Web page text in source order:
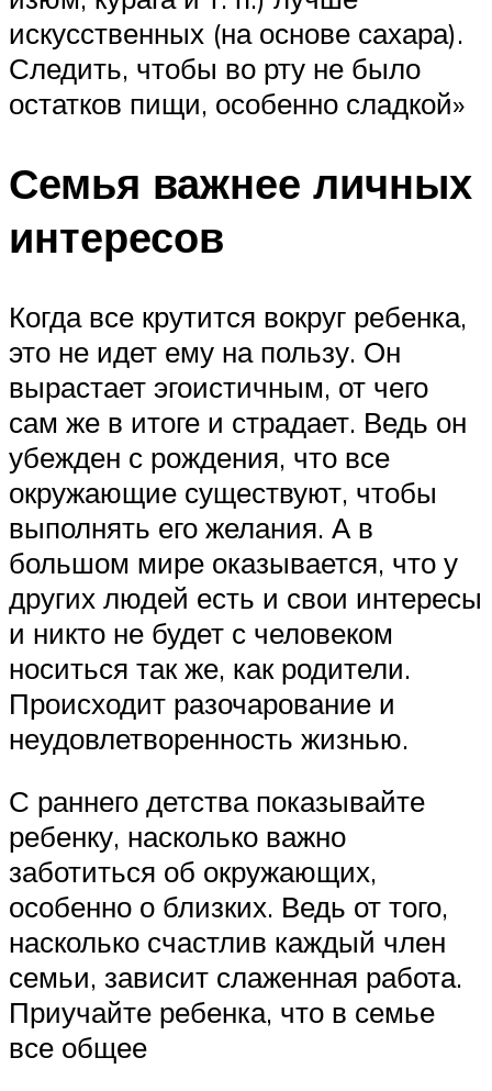
искусственных (на основе сахара).
Следить, чтобы во рту не было
остатков пищи, особенно сладкой»
Семья важнее личных
интересов
Когда все крутится вокруг ребенка,
это не идет ему на пользу. Он
вырастает эгоистичным, от чего
сам же в итоге и страдает. Ведь он
убежден с рождения, что все
окружающие существуют, чтобы
выполнять его желания. А в
большом мире оказывается, что у
других людей есть и свои интересы
и никто не будет с человеком
носиться так же, как родители.
Происходит разочарование и
неудовлетворенность жизнью.
С раннего детства показывайте
ребенку, насколько важно
заботиться об окружающих,
особенно о близких. Ведь от того,
насколько счастлив каждый член
семьи, зависит слаженная работа.
Приучайте ребенка, что в семье
все общее